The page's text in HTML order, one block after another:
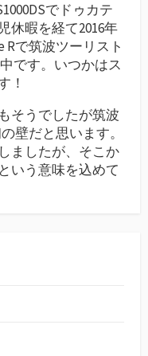
でドゥカテ
休暇を経て2016年
で筑波ツーリスト
です。いつかはス
！
そうでしたが筑波
壁だと思います。
ましたが、そこか
いう意味を込めて